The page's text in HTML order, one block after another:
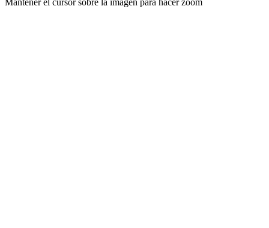
Mantener el cursor sobre la imagen para hacer zoom